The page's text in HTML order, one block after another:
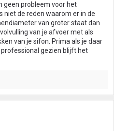
geen probleem voor het
niet de reden waarom er in de
van groter staat dan
van je afvoer met als
van je sifon. Prima als je daar
gezien blijft het